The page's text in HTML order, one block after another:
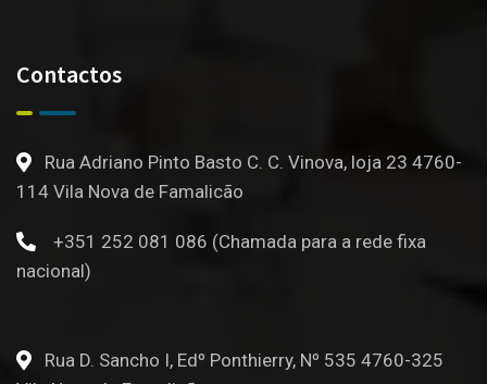
Contactos
Rua Adriano Pinto Basto C. C. Vinova, loja 23 4760-
114 Vila Nova de Famalicão
+351 252 081 086 (Chamada para a rede fixa
nacional)
Rua D. Sancho I, Edº Ponthierry, Nº 535 4760-325